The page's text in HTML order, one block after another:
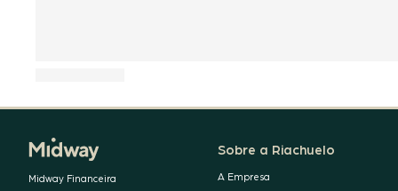
Midway Financeira
Sobre a Riachuelo
A Empresa